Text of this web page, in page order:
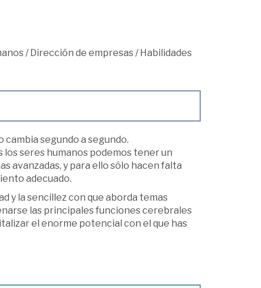
/ Dirección de empresas/ Habilidades
segundo a segundo.
seres humanos podemos tener un
avanzadas, y para ello sólo hacen falta
adecuado.
y la sencillez con que aborda temas
las principales funciones cerebrales
el enorme potencial con el que has